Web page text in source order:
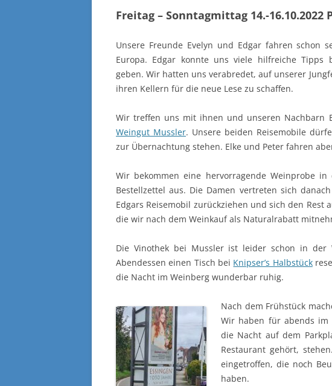
Freitag – Sonntagmittag 14.-16.10.2022
Unsere Freunde Evelyn und Edgar fahren schon
Europa. Edgar konnte uns viele hilfreiche Tipps
geben. Wir hatten uns verabredet, auf unserer
ihren Kellern für die neue Lese zu schaffen.
Wir treffen uns mit ihnen und unseren Nachbarn
Weingut Mussler. Unsere beiden Reisemobile
zur Übernachtung stehen. Elke und Peter fahren
Wir bekommen eine hervorragende Weinprobe
Bestellzettel aus. Die Damen vertreten sich
Edgars Reisemobil zurückziehen und sich den Rest
die wir nach dem Weinkauf als Naturalrabatt
Die Vinothek bei Mussler ist leider schon in der
Abendessen einen Tisch bei Knipser’s Halbstück
die Nacht im Weinberg wunderbar ruhig.
Nach dem Frühstück
Wir haben für abends im
die Nacht auf dem
Restaurant gehört,
eingetroffen, die noch
haben.